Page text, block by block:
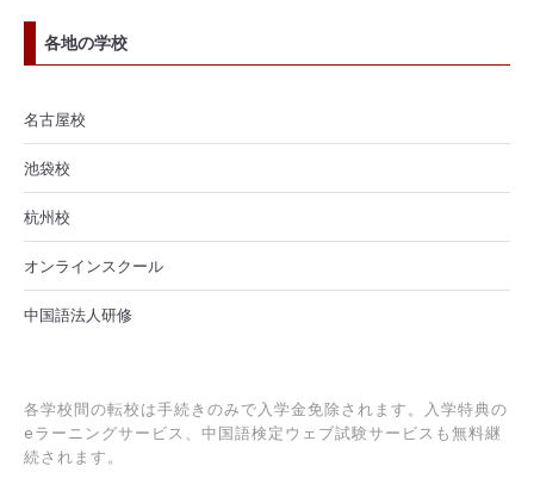
各地の学校
名古屋校
池袋校
杭州校
オンラインスクール
中国語法人研修
各学校間の転校は手続きのみで入学金免除されます。入学特典の
eラーニングサービス、中国語検定ウェブ試験サービスも無料継
続されます。